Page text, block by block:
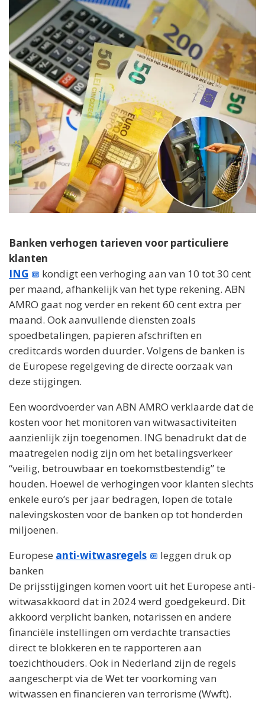
Banken verhogen tarieven voor particuliere
klanten
ING
kondigt een verhoging aan van 10 tot 30 cent
per maand, afhankelijk van het type rekening. ABN
AMRO gaat nog verder en rekent 60 cent extra per
maand. Ook aanvullende diensten zoals
spoedbetalingen, papieren afschriften en
creditcards worden duurder. Volgens de banken is
de Europese regelgeving de directe oorzaak van
deze stijgingen.
Een woordvoerder van ABN AMRO verklaarde dat de
kosten voor het monitoren van witwasactiviteiten
aanzienlijk zijn toegenomen. ING benadrukt dat de
maatregelen nodig zijn om het betalingsverkeer
“veilig, betrouwbaar en toekomstbestendig” te
houden. Hoewel de verhogingen voor klanten slechts
enkele euro’s per jaar bedragen, lopen de totale
nalevingskosten voor de banken op tot honderden
miljoenen.
Europese anti-witwasregels
leggen druk op
banken
De prijsstijgingen komen voort uit het Europese anti-
witwasakkoord dat in 2024 werd goedgekeurd. Dit
akkoord verplicht banken, notarissen en andere
financiële instellingen om verdachte transacties
direct te blokkeren en te rapporteren aan
toezichthouders. Ook in Nederland zijn de regels
aangescherpt via de Wet ter voorkoming van
witwassen en financieren van terrorisme (Wwft).